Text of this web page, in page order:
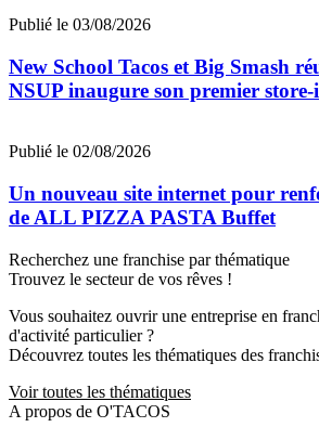
Publié le 03/08/2026
New School Tacos et Big Smash
NSUP inaugure son premier store-
Publié le 02/08/2026
Un nouveau site internet pour
de ALL PIZZA PASTA Buffet
Recherchez une franchise par thématique
Trouvez le secteur de vos rêves !
Vous souhaitez ouvrir une entreprise en
d'activité particulier ?
Découvrez toutes les thématiques des
Voir toutes les thématiques
A propos de O'TACOS